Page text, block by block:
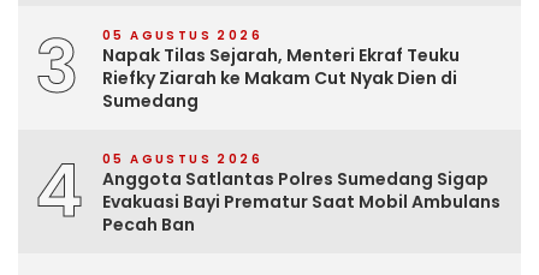
3 05 AGUSTUS 2026
Napak Tilas Sejarah, Menteri Ekraf Teuku
Riefky Ziarah ke Makam Cut Nyak Dien di
Sumedang
4 05 AGUSTUS 2026
Anggota Satlantas Polres Sumedang Sigap
Evakuasi Bayi Prematur Saat Mobil Ambulans
Pecah Ban